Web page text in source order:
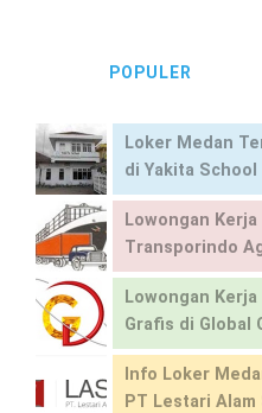
POPULER
Loker Medan
di Yakita School
Lowongan
Transporindo
Lowongan
Grafis di Global
Info Loker
PT Lestari